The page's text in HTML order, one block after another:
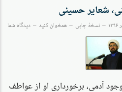
شعایر حسینی
نسخهٔ چاپی همخوان کنید دیدگاه شما
آدمی، برخورداری او از عواطف